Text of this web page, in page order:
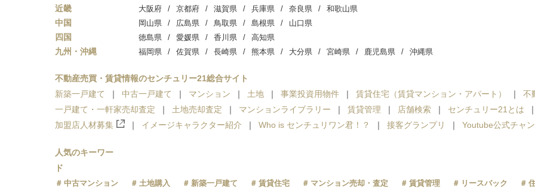
近畿 大阪府 京都府 滋賀県 兵庫県 奈良県 和歌山県
中国 岡山県 広島県 鳥取県 島根県 山口県
四国 徳島県 愛媛県 香川県 高知県
九州・沖縄 福岡県 佐賀県 長崎県 熊本県 大分県 宮崎県 鹿児島県 沖縄県
不動産売買・賃貸情報のセンチュリー21総合サイト
新築一戸建て
中古一戸建て マンション 土地 事業投資用物件 賃貸住宅（賃貸マンション・アパート） 不
一戸建て・一軒家売却査定
土地売却査定 マンションライブラリー 賃貸管理 店舗検索 センチュリー21とは
加盟店人材募集
イメージキャラクター紹介 Who is センチュリワン君！？ 接客グランプリ Youtube公式チャ
人気のキーワー
ド
中古マンション 土地購入 新築一戸建て 賃貸住宅 マンション売却・査定 賃貸管理 リースバック